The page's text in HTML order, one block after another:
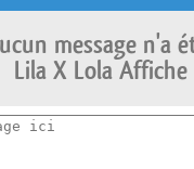
message n'a
Lila X Lola